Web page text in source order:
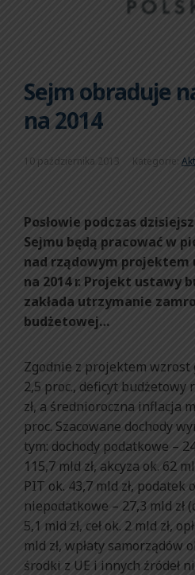
Sejm obraduje
na 2014
10 października 2013 Kategorie:
Posłowie podczas
Sejmu będą pracować w
nad rządowym projektem
na 2014 r. Projekt ustawy
zakłada utrzymanie
budżetowej…
Zgodnie z projektem wzrost
2,5 proc., deficyt budżetowy
zł, a średnioroczna inflacja
proc. Szacowane dochody
tym: dochody podatkowe –
115,7 mld zł, akcyza ok. 62
PIT ok. 43,7 mld zł, podatek
niepodatkowe – 27,3 mld zł
5,1 mld zł, ceł ok. 2 mld zł,
mld zł, wpłaty samorządów
środki z UE i innych źródeł